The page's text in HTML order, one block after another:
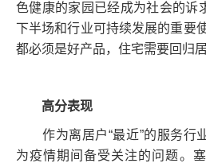
色健康的家园已经成为社会的诉
下半场和行业可持续发展的重要
都必须是好产品，住宅需要回归居
高分表现
作为离居户“最近”的服务行
为疫情期间备受关注的问题。